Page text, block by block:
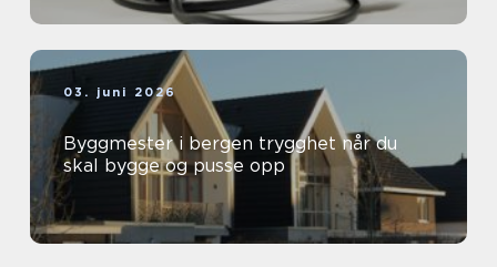
03. juni 2026
Byggmester i bergen trygghet når du
skal bygge og pusse opp